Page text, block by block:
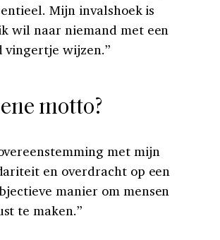
Mijn invalshoek is
wil naar niemand met een
vingertje wijzen.”
motto?
met mijn
en overdracht op een
manier om mensen
te maken.”